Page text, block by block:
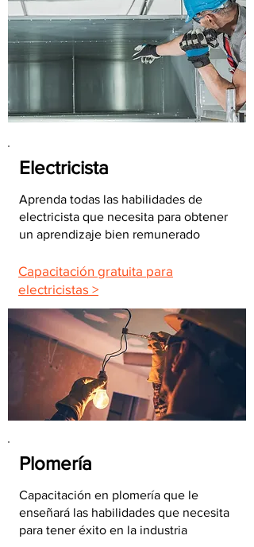
Electricista
Aprenda todas las habilidades de
electricista que necesita para obtener
un aprendizaje bien remunerado
Capacitación gratuita para
electricistas >
Plomería
Capacitación en plomería que le
enseñará las habilidades que necesita
para tener éxito en la industria